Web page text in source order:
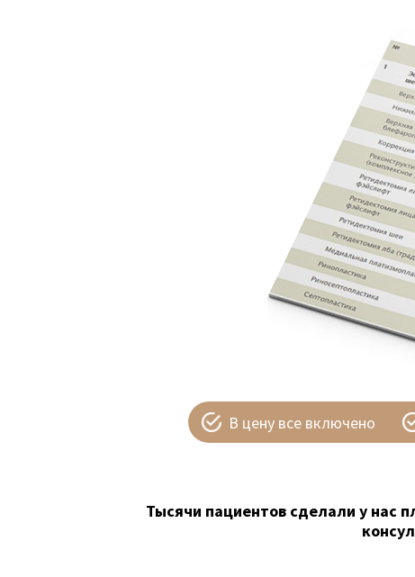
В цену все включено
Тысячи пациентов сделали у нас